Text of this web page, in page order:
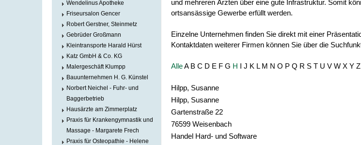
Wendelinus Apotheke
Friseursalon Gencer
Robert Gerstner, Steinmetz
Gebrüder Großmann
Kleintransporte Harald Hürst
Katz GmbH & Co. KG
Malergeschäft Klumpp
Bauunternehmen H. G. Künstel
Norbert Neichel - Fuhr- und
Baggerbetrieb
Hausärzte am Zimmerplatz
Praxis für Krankengymnastik und
Massage - Margarete Frech
Praxis für Osteopathie - Helene
und mehreren Ärzten über eine gute Infrastruktur. Somit
ortsansässige Gewerbe erfüllt werden.
Einzelne Unternehmen finden Sie direkt mit einer
Kontaktdaten weiterer Firmen können Sie über die
AlleA B C D E F G H I J K L M N O P Q R S T U V W X Y Z
Hilpp, Susanne
Hilpp, Susanne
Gartenstraße 22
76599 Weisenbach
Handel Hard- und Software